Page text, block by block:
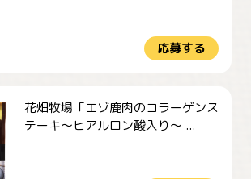
応募する
花畑牧場「エゾ鹿肉のコラーゲンス
テーキ～ヒアルロン酸入り～ ...